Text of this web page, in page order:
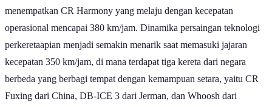
menempatkan CR Harmony yang melaju dengan kecepatan
operasional mencapai 380 km/jam. Dinamika persaingan teknologi
perkeretaapian menjadi semakin menarik saat memasuki jajaran
kecepatan 350 km/jam, di mana terdapat tiga kereta dari negara
berbeda yang berbagi tempat dengan kemampuan setara, yaitu CR
Fuxing dari China, DB-ICE 3 dari Jerman, dan Whoosh dari